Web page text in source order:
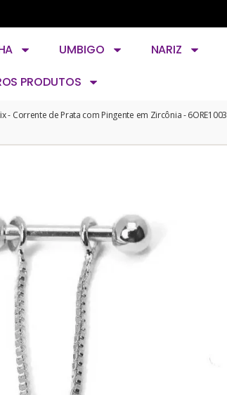
UMBIGO NARIZ
PRODUTOS
- Corrente de Prata com Pingente em Zircônia - 6ORE1003